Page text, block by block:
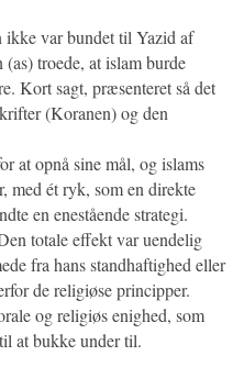
ikke var bundet til Yazid af
troede, at islam burde
Kort sagt, præsenteret så det
(Koranen) og den
at opnå sine mål, og islams
med ét ryk, som en direkte
en enestående strategi.
totale effekt var uendelig
fra hans standhaftighed eller
de religiøse principper.
og religiøs enighed, som
at bukke under til.